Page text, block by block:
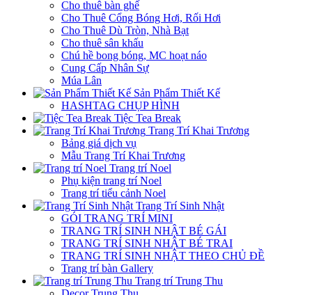
Cho thuê bàn ghế
Cho Thuê Cổng Bóng Hơi, Rối Hơi
Cho Thuê Dù Tròn, Nhà Bạt
Cho thuê sân khấu
Chú hề bong bóng, MC hoạt náo
Cung Cấp Nhân Sự
Múa Lân
Sản Phẩm Thiết Kế
HASHTAG CHỤP HÌNH
Tiệc Tea Break
Trang Trí Khai Trương
Bảng giá dịch vụ
Mẫu Trang Trí Khai Trương
Trang trí Noel
Phụ kiện trang trí Noel
Trang trí tiểu cảnh Noel
Trang Trí Sinh Nhật
GÓI TRANG TRÍ MINI
TRANG TRÍ SINH NHẬT BÉ GÁI
TRANG TRÍ SINH NHẬT BÉ TRAI
TRANG TRÍ SINH NHẬT THEO CHỦ ĐỀ
Trang trí bàn Gallery
Trang trí Trung Thu